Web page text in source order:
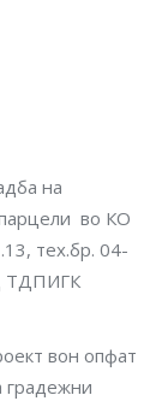
на
во КО
тех.бр. 04-
ТДПИГК
вон опфат
градежни